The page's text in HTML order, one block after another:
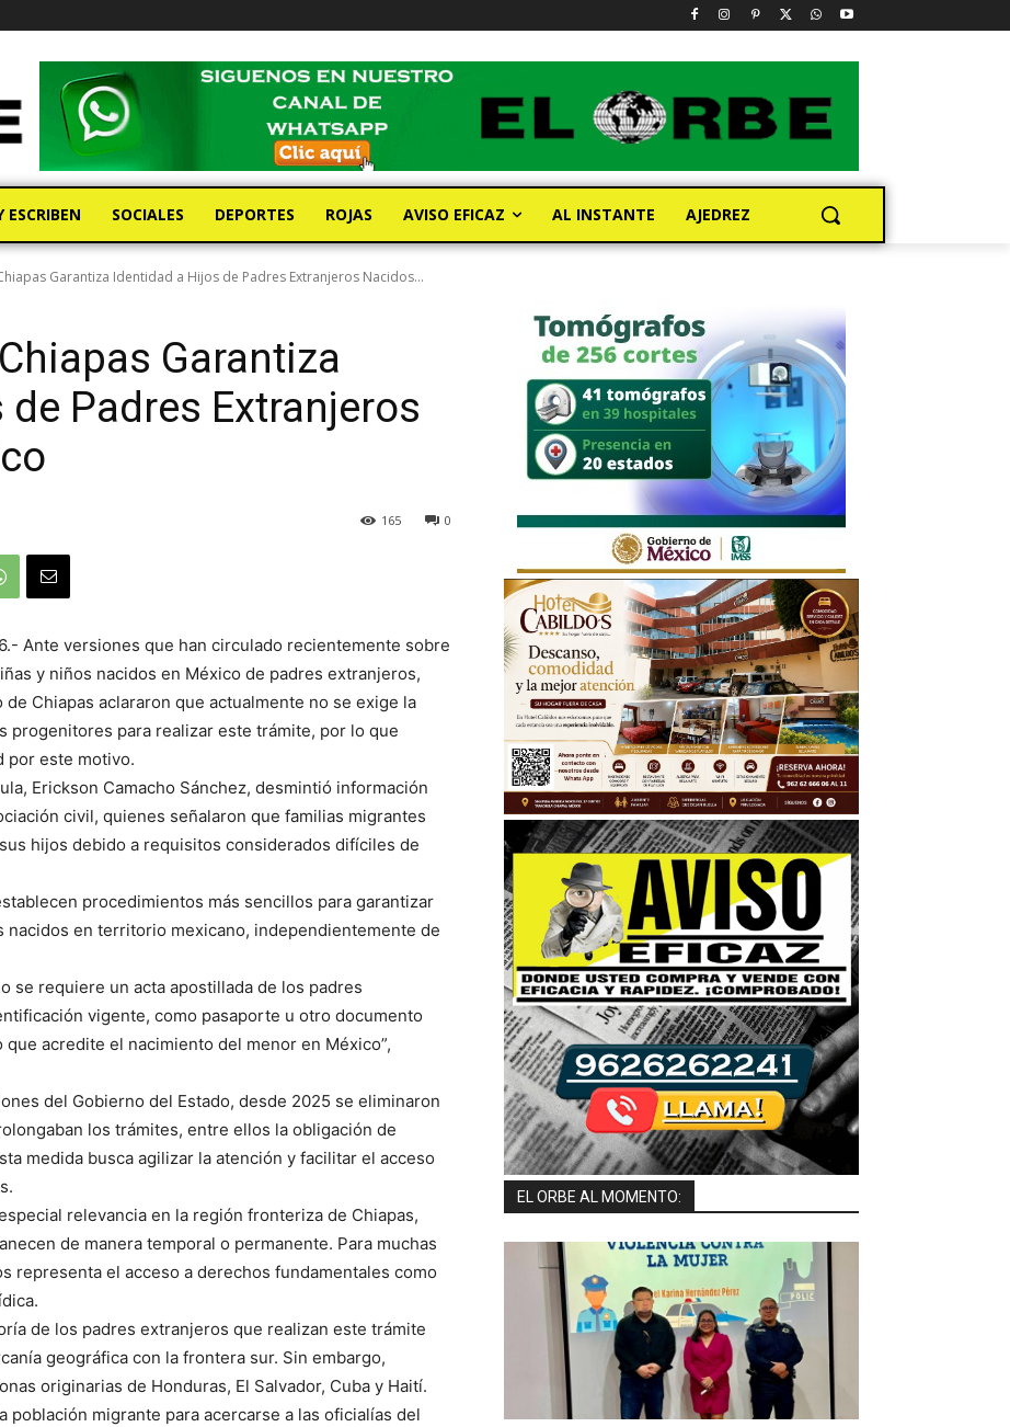
ESCRIBEN SOCIALES DEPORTES ROJAS AVISO EFICAZ AL INSTANTE AJEDREZ
Garantiza Identidad a Hijos de Padres Extranjeros Nacidos...
Garantiza
Padres Extranjeros
0
165
Ante versiones que han circulado recientemente sobre
y niños nacidos en México de padres extranjeros,
Chiapas aclararon que actualmente no se exige la
progenitores para realizar este trámite, por lo que
por este motivo.
Erickson Camacho Sánchez, desmintió información
civil, quienes señalaron que familias migrantes
hijos debido a requisitos considerados difíciles de
procedimientos más sencillos para garantizar
en territorio mexicano, independientemente de
se requiere un acta apostillada de los padres
vigente, como pasaporte u otro documento
acredite el nacimiento del menor en México”,
del Gobierno del Estado, desde 2025 se eliminaron
los trámites, entre ellos la obligación de
medida busca agilizar la atención y facilitar el acceso
relevancia en la región fronteriza de Chiapas,
de manera temporal o permanente. Para muchas
representa el acceso a derechos fundamentales como
de los padres extranjeros que realizan este trámite
geográfica con la frontera sur. Sin embargo,
originarias de Honduras, El Salvador, Cuba y Haití.
población migrante para acercarse a las oficialías del
EL ORBE AL MOMENTO: